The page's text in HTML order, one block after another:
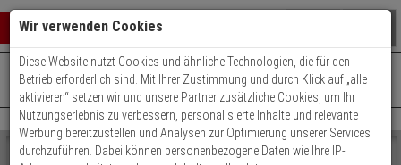
Warenkorb schließen
0 ARTIKEL IM WARENKORB
Ihr Warenkorb ist momentan leer.
Ergebnisse ()
Fertig
Shop
+49 (0)821 899 493-0Mo. - Do.: 8:00 - 16:30 | Fr.: 8:00 - 14:00 Uhr
Kontaktservice nutzen
Wir verwenden Cookies
Diese Website nutzt Cookies und ähnliche Technologien, die für den
Betrieb erforderlich sind. Mit Ihrer Zustimmung und durch Klick auf „alle
aktivieren“ setzen wir und unsere Partner zusätzliche Cookies, um Ihr
Nutzungserlebnis zu verbessern, personalisierte Inhalte und relevante
Werbung bereitzustellen und Analysen zur Optimierung unserer Services
durchzuführen. Dabei können personenbezogene Daten wie Ihre IP-